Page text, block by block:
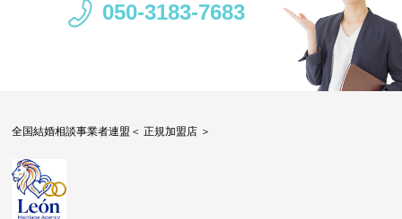
050-3183-7683
全国結婚相談事業者連盟＜ 正規加盟店 ＞